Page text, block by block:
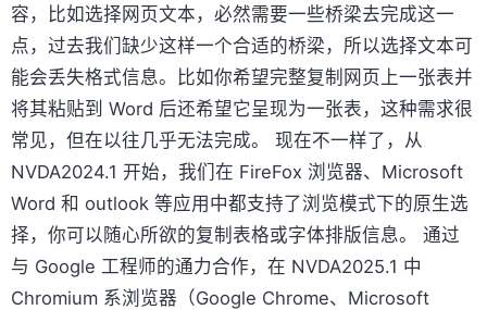
容，比如选择网页文本，必然需要一些桥梁去完成这一
点，过去我们缺少这样一个合适的桥梁，所以选择文本可
能会丢失格式信息。比如你希望完整复制网页上一张表并
将其粘贴到 Word 后还希望它呈现为一张表，这种需求很
常见，但在以往几乎无法完成。 现在不一样了，从
NVDA2024.1 开始，我们在 FireFox 浏览器、Microsoft
Word 和 outlook 等应用中都支持了浏览模式下的原生选
择，你可以随心所欲的复制表格或字体排版信息。 通过
与 Google 工程师的通力合作，在 NVDA2025.1 中
Chromium 系浏览器（Google Chrome、Microsoft